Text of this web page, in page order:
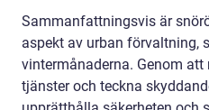
Sammanfattningsvis är
aspekt av urban förvaltning,
vintermånaderna. Genom
tjänster och teckna